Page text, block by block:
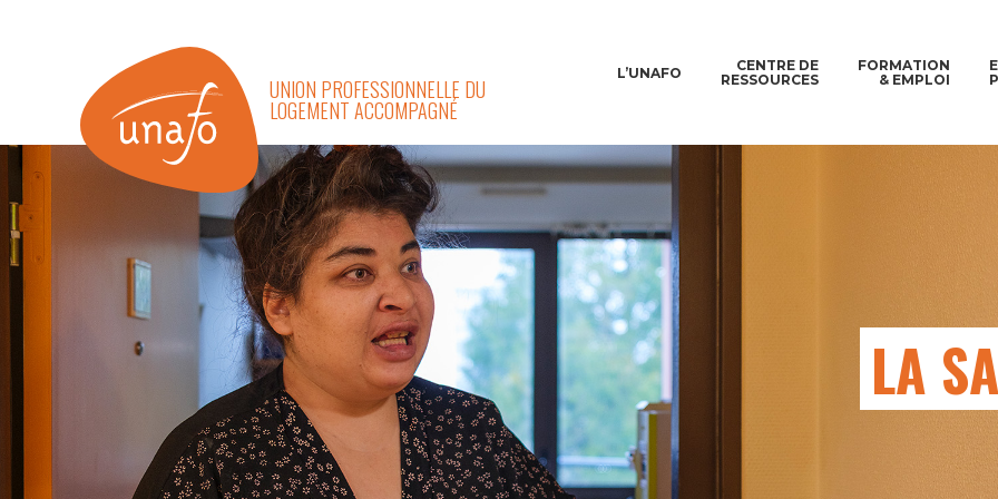
UNION PROFESSIONNELLE DU
LOGEMENT ACCOMPAGNÉ
L’UNAFO
CENTRE DE
RESSOURCES
FORMATION
& EMPLOI
LA